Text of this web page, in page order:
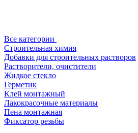
Все категории
Строительная химия
Добавки для строительных растворов
Растворители, очистители
Жидкое стекло
Герметик
Клей монтажный
Лакокрасочные материалы
Пена монтажная
Фиксатор резьбы